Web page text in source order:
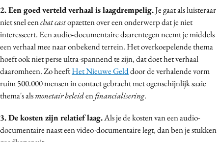
2.Een goed verteld verhaal is laagdrempelig.Je gaat als luisteraar
niet snel eenchat castopzetten over een onderwerp dat je niet
interesseert. Een audio-documentaire daarentegen neemt je middels
een verhaal mee naar onbekend terrein. Het overkoepelende thema
hoeft ook niet perse ultra-spannend te zijn, dat doet het verhaal
daaromheen. Zo heeftHet Nieuwe Gelddoor de verhalende vorm
ruim 500.000 mensen in contact gebracht met ogenschijnlijk saaie
thema's alsmonetair beleidenfinancialisering.
3. De kosten zijn relatief laag.Als je de kosten van een audio-
documentaire naast een video-documentaire legt, dan ben je stukken